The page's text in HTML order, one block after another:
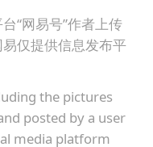
“网易号”作者上传
仅提供信息发布平
the pictures
posted by a user
media platform